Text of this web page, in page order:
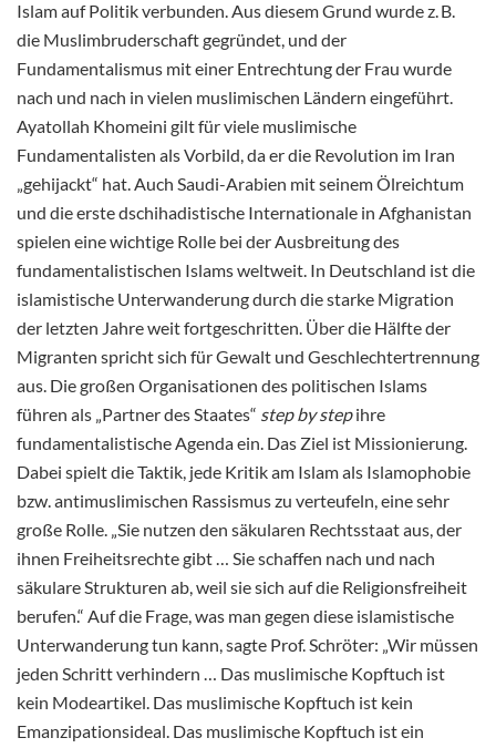
Islam auf Politik verbunden. Aus diesem Grund wurde z. B.
die Muslimbruderschaft gegründet, und der
Fundamentalismus mit einer Entrechtung der Frau wurde
nach und nach in vielen muslimischen Ländern eingeführt.
Ayatollah Khomeini gilt für viele muslimische
Fundamentalisten als Vorbild, da er die Revolution im Iran
„gehijackt“ hat. Auch Saudi-Arabien mit seinem Ölreichtum
und die erste dschihadistische Internationale in Afghanistan
spielen eine wichtige Rolle bei der Ausbreitung des
fundamentalistischen Islams weltweit. In Deutschland ist die
islamistische Unterwanderung durch die starke Migration
der letzten Jahre weit fortgeschritten. Über die Hälfte der
Migranten spricht sich für Gewalt und Geschlechtertrennung
aus. Die großen Organisationen des politischen Islams
führen als „Partner des Staates“ step by stepihre
fundamentalistische Agenda ein. Das Ziel ist Missionierung.
Dabei spielt die Taktik, jede Kritik am Islam als Islamophobie
bzw. antimuslimischen Rassismus zu verteufeln, eine sehr
große Rolle. „Sie nutzen den säkularen Rechtsstaat aus, der
ihnen Freiheitsrechte gibt … Sie schaffen nach und nach
säkulare Strukturen ab, weil sie sich auf die Religionsfreiheit
berufen.“ Auf die Frage, was man gegen diese islamistische
Unterwanderung tun kann, sagte Prof. Schröter: „Wir müssen
jeden Schritt verhindern … Das muslimische Kopftuch ist
kein Modeartikel. Das muslimische Kopftuch ist kein
Emanzipationsideal. Das muslimische Kopftuch ist ein